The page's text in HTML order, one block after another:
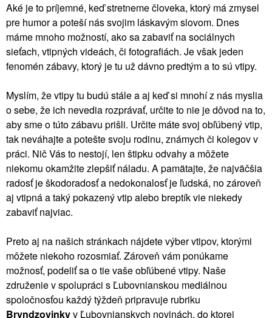
u
Aké je to príjemné, keď stretneme človeka, ktorý má zmysel
pre humor a poteší nás svojim láskavým slovom. Dnes
máme mnoho možností, ako sa zabaviť na sociálnych
sieťach, vtipných videách, či fotografiách. Je však jeden
fenomén zábavy, ktorý je tu už dávno predtým a to sú vtipy.
Myslím, že vtipy tu budú stále a aj keď si mnohí z nás myslia
o sebe, že ich nevedia rozprávať, určite to nie je dôvod na to,
aby sme o túto zábavu prišli. Určite máte svoj obľúbený vtip,
tak neváhajte a potešte svoju rodinu, známych či kolegov v
práci. Nič Vás to nestojí, len štipku odvahy a môžete
niekomu okamžite zlepšiť náladu. A pamätajte, že najväčšia
radosť je škodoradosť a nedokonalosť je ľudská, no zároveň
aj vtipná a taký pokazený vtip alebo breptík vie niekedy
zabaviť najviac.
Preto aj na našich stránkach nájdete výber vtipov, ktorými
môžete niekoho rozosmiať. Zároveň vám ponúkame
možnosť, podeliť sa o tie vaše obľúbené vtipy. Naše
združenie v spolupráci s Ľubovnianskou mediálnou
spoločnosťou každý týždeň pripravuje rubriku
Bryndzovinkyv Ľubovnianskych novinách, do ktorej